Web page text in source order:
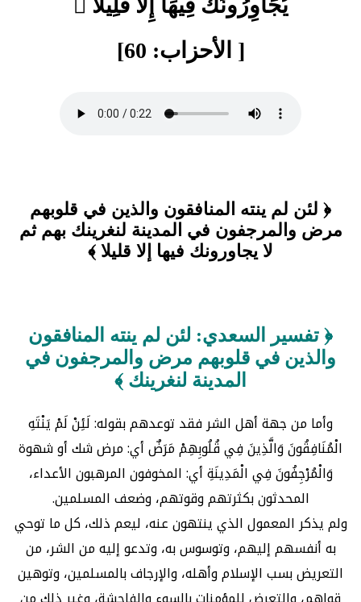
[ الأحزاب: 60]
﴿ لئن لم ينته المنافقون والذين في قلوبهم
مرض والمرجفون في المدينة لنغرينك بهم ثم
لا يجاورونك فيها إلا قليلا ﴾
﴿ تفسير السعدي: لئن لم ينته المنافقون
والذين في قلوبهم مرض والمرجفون في
المدينة لنغرينك ﴾
وأما من جهة أهل الشر فقد توعدهم بقوله: لَئِنْ لَمْ يَنْتَهِ
الْمُنَافِقُونَ وَالَّذِينَ فِي قُلُوبِهِمْ مَرَضٌ أي: مرض شك أو شهوة
وَالْمُرْجِفُونَ فِي الْمَدِينَةِ أي: المخوفون المرهبون الأعداء،
المحدثون بكثرتهم وقوتهم، وضعف المسلمين.
ولم يذكر المعمول الذي ينتهون عنه، ليعم ذلك، كل ما توحي
به أنفسهم إليهم، وتوسوس به، وتدعو إليه من الشر، من
التعريض بسب الإسلام وأهله، والإرجاف بالمسلمين، وتوهين